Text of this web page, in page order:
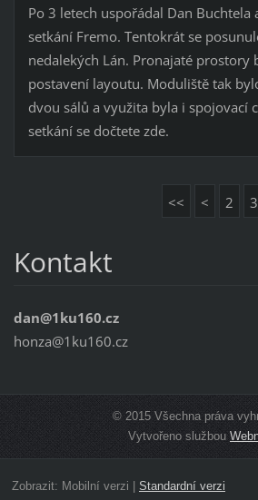
Po 3 letech uspořádal Dan Buchtela
setkání Fremo. Tentokrát se
nedalekých Lán. Pronajaté prostory
postavení layoutu. Moduliště tak
dvou sálů a využita byla i spojovací
setkání se dočtete zde.
<< < 2 3
Kontakt
dan@1ku160.cz
honza@1ku160.cz
© 2015 Všechna práva
Vytvořeno službou
Zobrazit: Mobilní verzi Standardní verzi